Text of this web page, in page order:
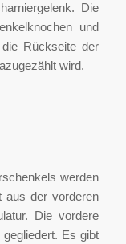
Die
und
Rückseite der
wird.
werden
aus der vorderen
Die vordere
Es gibt